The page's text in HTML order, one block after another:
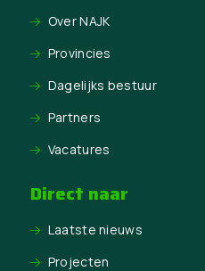
Over NAJK
Provincies
Dagelijks bestuur
Partners
Vacatures
Direct naar
Laatste nieuws
Projecten